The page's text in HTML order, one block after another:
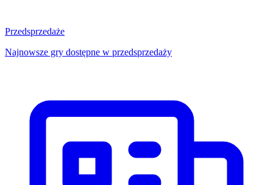
Przedsprzedaże
Najnowsze gry dostępne w przedsprzedaży